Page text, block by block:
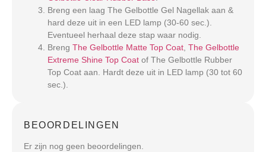
Breng een laag The Gelbottle Gel Nagellak aan &
hard deze uit in een LED lamp (30-60 sec.).
Eventueel herhaal deze stap waar nodig.
Breng The Gelbottle Matte Top Coat, The Gelbottle
Extreme Shine Top Coat of The Gelbottle Rubber
Top Coat aan. Hardt deze uit in LED lamp (30 tot 60
sec.).
BEOORDELINGEN
Er zijn nog geen beoordelingen.